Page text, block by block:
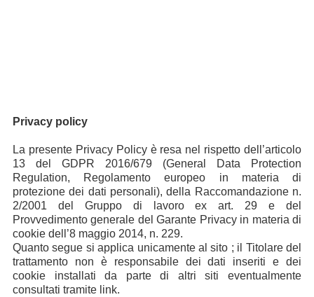
Privacy policy
La presente Privacy Policy è resa nel rispetto dell’articolo
13 del GDPR 2016/679 (General Data Protection
Regulation, Regolamento europeo in materia di
protezione dei dati personali), della Raccomandazione n.
2/2001 del Gruppo di lavoro ex art. 29 e del
Provvedimento generale del Garante Privacy in materia di
cookie dell’8 maggio 2014, n. 229.
Quanto segue si applica unicamente al sito ; il Titolare del
trattamento non è responsabile dei dati inseriti e dei
cookie installati da parte di altri siti eventualmente
consultati tramite link.